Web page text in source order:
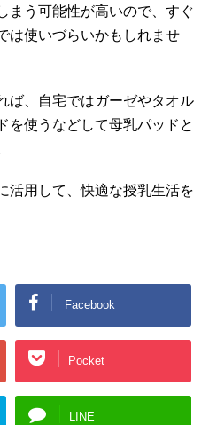
まう可能性が高いので、すぐ
は使いづらいかもしれませ
ば、自宅ではガーゼやタオル
を使うなどして母乳パッドと
活用して、快適な授乳生活を
Facebook
Pocket
LINE